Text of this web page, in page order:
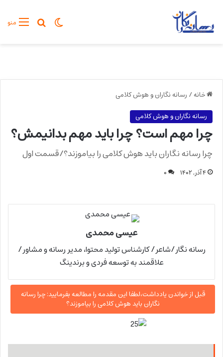
منوجستجو
تغییر پوسته
خانه/ رسانه نگاران و هوش کلامی
رسانه نگاران و هوش کلامی
چرا مهم است؟ چرا باید مهم بدانیمش؟
چرا رسانه نگاران باید هوش کلامی را بیاموزند؟/قسمت اول
۴ آذر, ۱۴۰۲ ۰
عیسی محمدی
رسانه نگار/شاعر/ کارشناس تولید محتوا، مدیر رسانه و مشاور/
علاقمند به توسعه فردی و برندینگ
قبل از خواندن یادداشت،لطفا این مقدمه را مطالعه بفرمایید: چرا رسانه
نگاران باید هوش کلامی را بیاموزند؟